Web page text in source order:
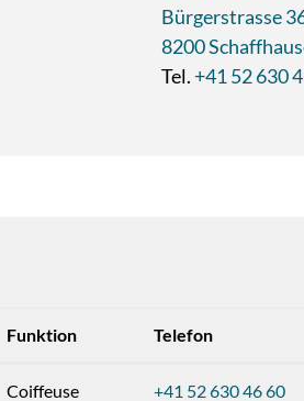
Bürgerstrasse
8200
Tel. +41 52 630
Funktion Telefon
Coiffeuse +41 52 630 46 60